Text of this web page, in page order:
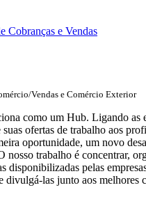
Cobranças e Vendas
Vendas e Comércio Exterior
como um Hub. Ligando as
suas ofertas de trabalho aos
oportunidade, um novo
nosso trabalho é concentrar,
disponibilizadas pelas
divulgá-las junto aos melhores